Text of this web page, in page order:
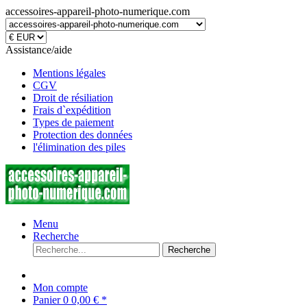
accessoires-appareil-photo-numerique.com
Assistance/aide
Mentions légales
CGV
Droit de résiliation
Frais d`expédition
Types de paiement
Protection des données
l'élimination des piles
Menu
Recherche
Recherche
Mon compte
Panier0 0,00 € *